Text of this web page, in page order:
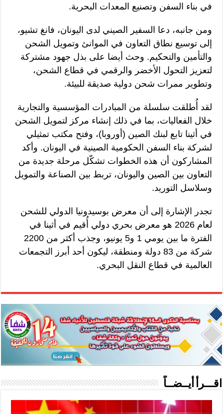
في بناء السفن وتصنيع المعدات البحرية.
ومن جانبه، دعا السفير الصيني لدى اليونان، فانغ تشيو،
إلى توسيع نطاق التعاون في الموانئ وتمويل الشحن
والتأمين والتحكيم. وحث أيضا على بذل جهود مشتركة
لتعزيز التحول الأخضر والرقمي في قطاع الشحن،
وتطوير ممرات شحن دولية صديقة للبيئة.
لقد أُطلقت سلسلة من المبادرات المؤسسية والتجارية
خلال الفعاليات، بما في ذلك إنشاء مركز لتمويل الشحن
في أثينا تابع لبنك الصين (أوروبا)، وفتح مكتب تمثيلي
لشركة بناء السفن الحكومية الصينية في اليونان. وأكد
المشاركون أن هذه الخطوات تشكّل مرحلة جديدة من
التعاون بين الصين واليونان، تربط بين الصناعة والتمويل
وسلاسل التوريد.
تجدر الإشارة إلى أن معرض بوسيدونيا الدولي للشحن
لعام 2026 هو معرض بحري دولي أُقيم في أثينا في
الفترة ما بين يومي 1 و5 يونيو، وجذب أكثر من 2200
شركة من 83 دولة ومنطقة، ليكون أحد أبرز التجمعات
العالمية في قطاع النقل البحري.
اقـــرأ أيــضــاً